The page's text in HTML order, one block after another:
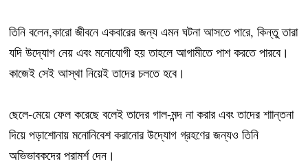
তিনি বলেন,কারো জীবনে একবারের জন্য এমন ঘটনা আসতে পারে, কিন্তু তারা
যদি উদ্যোগ নেয় এবং মনোযোগী হয় তাহলে আগামীতে পাশ করতে পারবে।
কাজেই সেই আস্থা নিয়েই তাদের চলতে হবে।
ছেলে-মেয়ে ফেল করেছে বলেই তাদের গাল-মন্দ না করার এবং তাদের শাান্তনা
দিয়ে পড়াশোনায় মনোনিবেশ করানোর উদ্যোগ গ্রহণের জন্যও তিনি
অভিভাবকদের পরামর্শ দেন।